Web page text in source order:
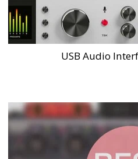
USB Audio